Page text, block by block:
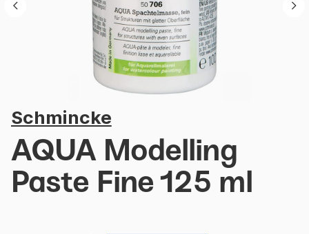
Schmincke
AQUA Modelling
Paste Fine 125 ml